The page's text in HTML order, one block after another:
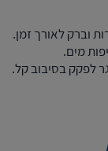
מים.
לפקק בסיבוב קל.